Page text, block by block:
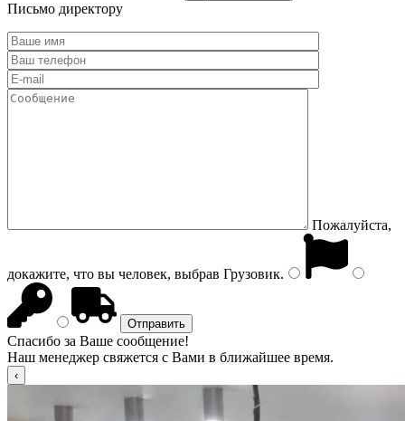
Письмо директору
Пожалуйста,
докажите, что вы человек, выбрав Грузовик.
Спасибо за Ваше сообщение!
Наш менеджер свяжется с Вами в ближайшее время.